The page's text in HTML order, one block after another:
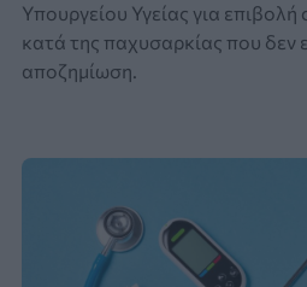
Υπουργείου Υγείας για
κατά της παχυσαρκίας που δεν
αποζημίωση.